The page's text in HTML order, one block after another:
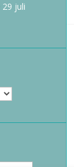
29 juli